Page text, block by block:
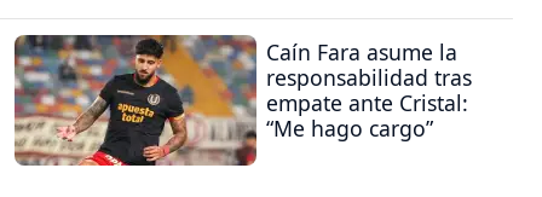
Caín Fara asume la
responsabilidad tras
empate ante Cristal:
“Me hago cargo”